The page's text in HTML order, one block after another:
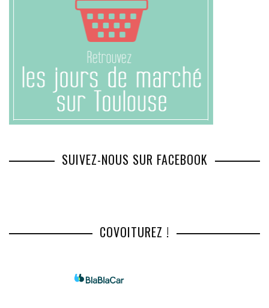
SUIVEZ-NOUS SUR FACEBOOK
COVOITUREZ !